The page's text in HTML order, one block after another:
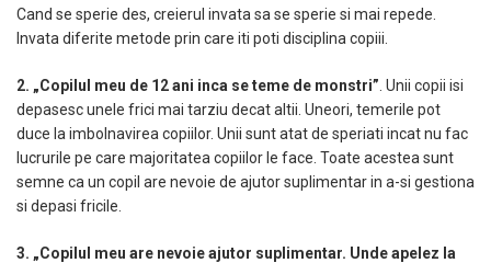
Cand se sperie des, creierul invata sa se sperie si mai repede.
Invata diferite metode prin care iti poti disciplina copiii.
2. „Copilul meu de 12 ani inca se teme de monstri” . Unii copii isi
depasesc unele frici mai tarziu decat altii. Uneori, temerile pot
duce la imbolnavirea copiilor. Unii sunt atat de speriati incat nu fac
lucrurile pe care majoritatea copiilor le face. Toate acestea sunt
semne ca un copil are nevoie de ajutor suplimentar in a-si gestiona
si depasi fricile.
3. „Copilul meu are nevoie ajutor suplimentar. Unde apelez la